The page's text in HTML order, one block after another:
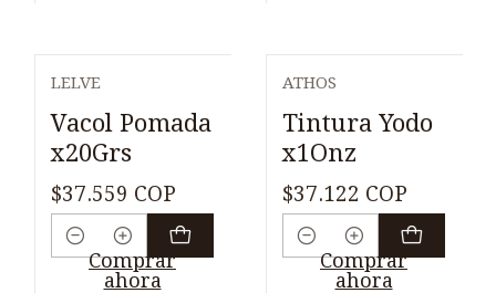
LELVE
Vacol Pomada
x20Grs
$37.559 COP
Cantidad
Comprar
ahora
ATHOS
Tintura Yodo
x1Onz
$37.122 COP
Cantidad
Comprar
ahora